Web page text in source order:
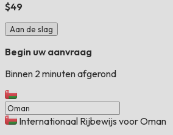
$49
Aan de slag
Begin uw aanvraag
Binnen 2 minuten afgerond
Internationaal Rijbewijs voor Oman